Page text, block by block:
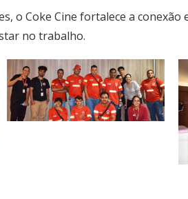
o Coke Cine fortalece a
no trabalho.